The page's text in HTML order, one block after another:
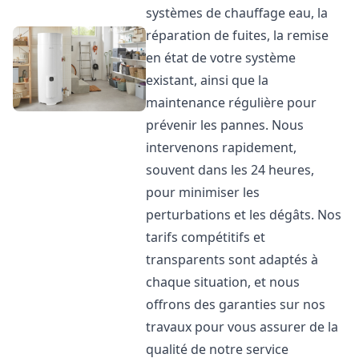
systèmes de chauffage eau, la
réparation de fuites, la remise
en état de votre système
existant, ainsi que la
maintenance régulière pour
prévenir les pannes. Nous
intervenons rapidement,
souvent dans les 24 heures,
pour minimiser les
perturbations et les dégâts. Nos
tarifs compétitifs et
transparents sont adaptés à
chaque situation, et nous
offrons des garanties sur nos
travaux pour vous assurer de la
qualité de notre service